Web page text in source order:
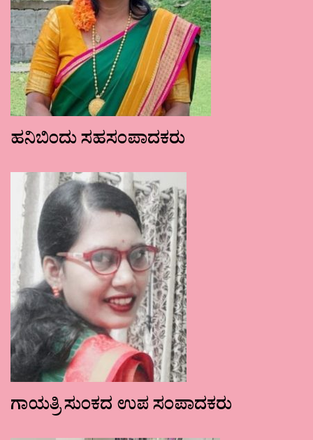
ಹನಿಬಿಂದು ಸಹಸಂಪಾದಕರು
ಗಾಯತ್ರಿ ಸುಂಕದ ಉಪ ಸಂಪಾದಕರು